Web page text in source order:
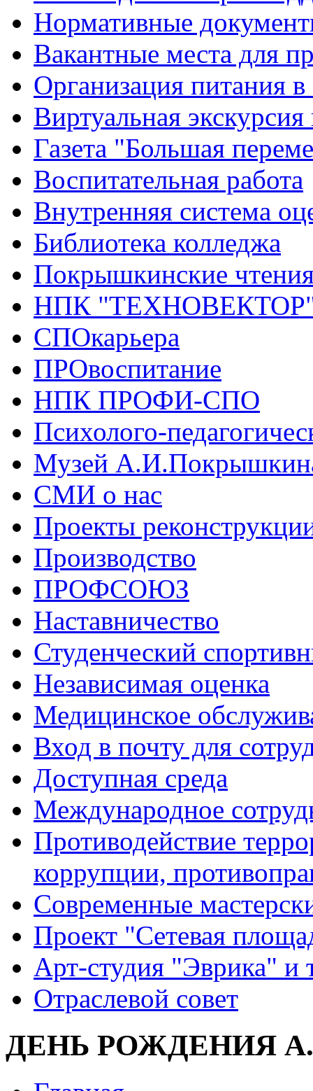
Нормативные
Вакантные места для
Организация питания в
Виртуальная
Газета "Большая
Воспитательная работа
Внутренняя система
Библиотека колледжа
Покрышкинские
НПК
СПОкарьера
ПРОвоспитание
НПК ПРОФИ-СПО
Психолого-
Музей
СМИ о нас
Проекты
Производство
ПРОФСОЮЗ
Наставничество
Студенческий
Независимая оценка
Медицинское
Вход в почту для
Доступная среда
Международное
Противодействие
коррупции,
Современные
Проект "Сетевая
Арт-студия "Эврика" и
Отраслевой совет
ДЕНЬ РОЖДЕНИЯ